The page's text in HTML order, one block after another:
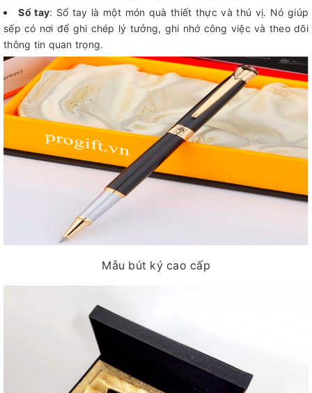
Sổ tay: Sổ tay là một món quà thiết thực và thú vị. Nó giúp
sếp có nơi để ghi chép lý tưởng, ghi nhớ công việc và theo dõi
thông tin quan trọng.
Mẫu bút ký cao cấp